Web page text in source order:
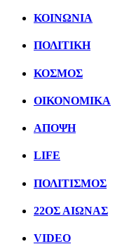
ΚΟΙΝΩΝΙΑ
ΠΟΛΙΤΙΚΗ
ΚΟΣΜΟΣ
ΟΙΚΟΝΟΜΙΚΑ
ΑΠΟΨΗ
LIFE
ΠΟΛΙΤIΣΜΟΣ
22ΟΣ ΑΙΩΝΑΣ
VIDEO